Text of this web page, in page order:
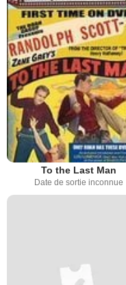
To the Last Man
Date de sortie inconnue